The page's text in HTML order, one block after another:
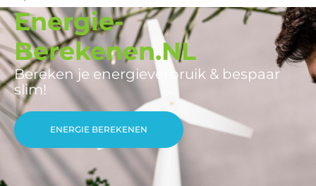
Energie-
Berekenen.NL
Bereken je energieverbruik & bespaar
slim!
ENERGIE BEREKENEN